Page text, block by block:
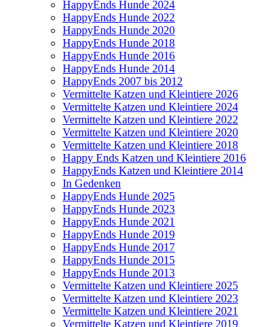
HappyEnds Hunde 2024
HappyEnds Hunde 2022
HappyEnds Hunde 2020
HappyEnds Hunde 2018
HappyEnds Hunde 2016
HappyEnds Hunde 2014
HappyEnds 2007 bis 2012
Vermittelte Katzen und Kleintiere 2026
Vermittelte Katzen und Kleintiere 2024
Vermittelte Katzen und Kleintiere 2022
Vermittelte Katzen und Kleintiere 2020
Vermittelte Katzen und Kleintiere 2018
Happy Ends Katzen und Kleintiere 2016
HappyEnds Katzen und Kleintiere 2014
In Gedenken
HappyEnds Hunde 2025
HappyEnds Hunde 2023
HappyEnds Hunde 2021
HappyEnds Hunde 2019
HappyEnds Hunde 2017
HappyEnds Hunde 2015
HappyEnds Hunde 2013
Vermittelte Katzen und Kleintiere 2025
Vermittelte Katzen und Kleintiere 2023
Vermittelte Katzen und Kleintiere 2021
Vermittelte Katzen und Kleintiere 2019